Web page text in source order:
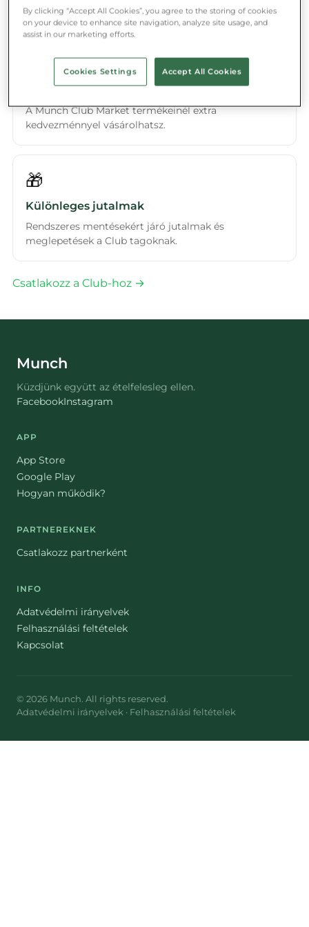
kedvezőbb csomagok.
Club Market
A Munch Club Market termékeinél extra
kedvezménnyel vásárolhatsz.
🎁
Különleges jutalmak
Rendszeres mentésekért járó jutalmak és
meglepetések a Club tagoknak.
Csatlakozz a Club-hoz →
Munch
Küzdjünk együtt az ételfelesleg ellen.
FacebookInstagram
APP
App Store
Google Play
Hogyan működik?
PARTNEREKNEK
Csatlakozz partnerként
INFO
Adatvédelmi irányelvek
Felhasználási feltételek
Kapcsolat
© 2026 Munch. All rights reserved.
Adatvédelmi irányelvek · Felhasználási feltételek
By clicking “Accept All Cookies”, you agree to the storing of cookies
on your device to enhance site navigation, analyze site usage, and
assist in our marketing efforts.
Cookies Settings Accept All Cookies